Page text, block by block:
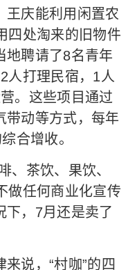
庆能利用闲置农
四处淘来的旧物件
地聘请了8名青年
人打理民宿，1人
。这些项目通过
带动等方式，每年
合增收。
茶饮、果饮、
做任何商业化宣传
下，7月还是卖了
说，“村咖”的四